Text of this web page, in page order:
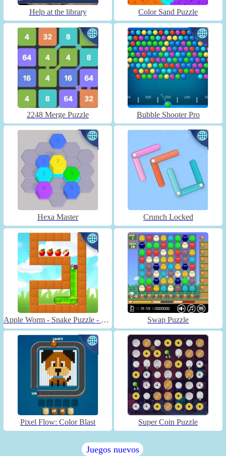
Help at the library Color Sand Puzzle
2248 Merge Puzzle Bubble Shooter Pro
Hexa Master Crunch Locked
Apple Worm - Snake Puzzle - Unblocked Swap Puzzle
Pixel Flow: Color Blast Super Coin Puzzle
Juegos nuevos